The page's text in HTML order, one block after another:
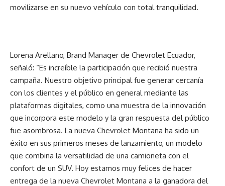
movilizarse en su nuevo vehículo con total tranquilidad.
Lorena Arellano, Brand Manager de Chevrolet Ecuador,
señaló: “Es increíble la participación que recibió nuestra
campaña. Nuestro objetivo principal fue generar cercanía
con los clientes y el público en general mediante las
plataformas digitales, como una muestra de la innovación
que incorpora este modelo y la gran respuesta del público
fue asombrosa. La nueva Chevrolet Montana ha sido un
éxito en sus primeros meses de lanzamiento, un modelo
que combina la versatilidad de una camioneta con el
confort de un SUV. Hoy estamos muy felices de hacer
entrega de la nueva Chevrolet Montana a la ganadora del